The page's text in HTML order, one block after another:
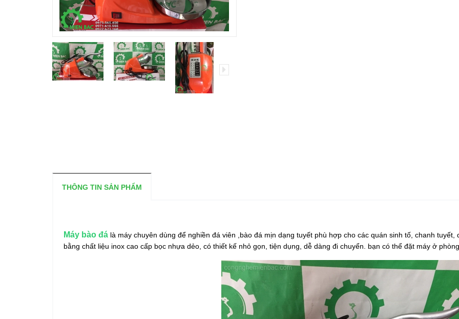
THÔNG TIN SẢN PHẨM
Máy bào đá là máy chuyên dùng để nghiền đá viên ,bào đá mịn dạng tuyết phù hợp cho các quán sinh tố, chanh
bằng chất liệu inox cao cấp bọc nhựa dẻo, có thiết kế nhỏ gọn, tiện dụng, dễ dàng đi chuyển. bạn có thể đặt máy ở